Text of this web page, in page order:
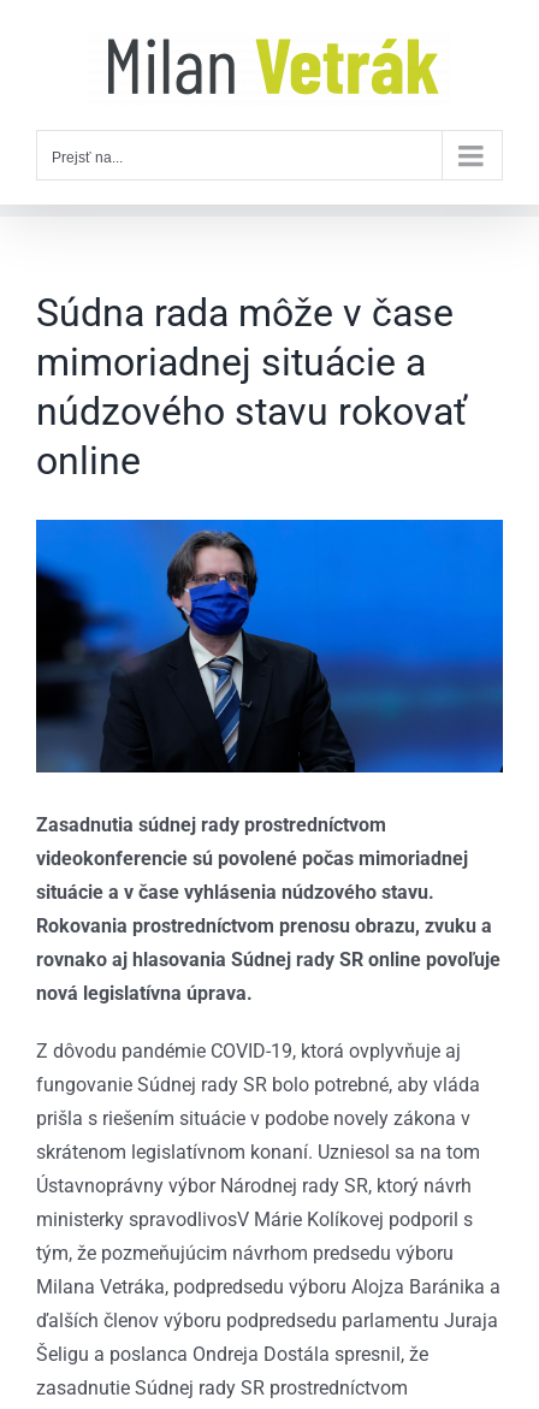
Prejsť na...
Súdna rada môže v čase
mimoriadnej situácie a
núdzového stavu rokovať
online
väčší
obrázok
Zasadnutia súdnej rady prostredníctvom
videokonferencie sú povolené počas mimoriadnej
situácie a v čase vyhlásenia núdzového stavu.
Rokovania prostredníctvom prenosu obrazu, zvuku a
rovnako aj hlasovania Súdnej rady SR online povoľuje
nová legislatívna úprava.
Z dôvodu pandémie COVID-19, ktorá ovplyvňuje aj
fungovanie Súdnej rady SR bolo potrebné, aby vláda
prišla s riešením situácie v podobe novely zákona v
skrátenom legislatívnom konaní. Uzniesol sa na tom
Ústavnoprávny výbor Národnej rady SR, ktorý návrh
ministerky spravodlivosV Márie Kolíkovej podporil s
tým, že pozmeňujúcim návrhom predsedu výboru
Milana Vetráka, podpredsedu výboru Alojza Baránika a
ďalších členov výboru podpredsedu parlamentu Juraja
Šeligu a poslanca Ondreja Dostála spresnil, že
zasadnutie Súdnej rady SR prostredníctvom